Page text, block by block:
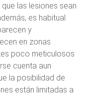
las lesiones sean
es habitual
y
en zonas
poco meticulosos
cuenta aun
la posibilidad de
están limitadas a